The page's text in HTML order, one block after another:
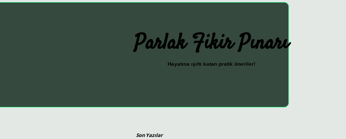
Parlak Fikir Pınarı
Hayatına ışıltı katan pratik öneriler!
Son Yazılar